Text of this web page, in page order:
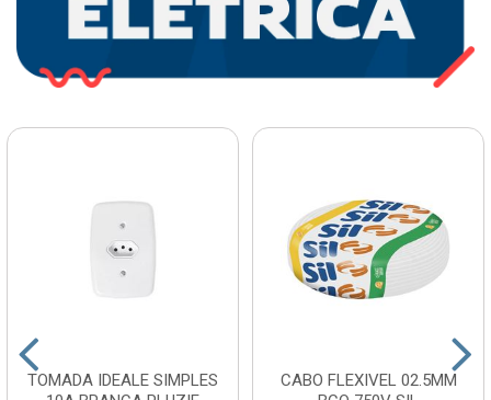
TOMADA IDEALE SIMPLES
CABO FLEXIVEL 02.5MM